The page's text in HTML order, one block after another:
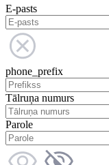
E-pasts
phone_prefix
Tālruņa numurs
Parole